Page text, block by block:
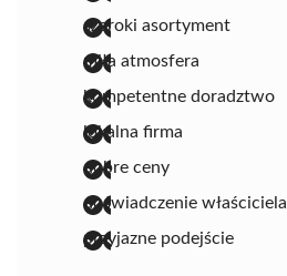
szeroki asortyment
miła atmosfera
kompetentne doradztwo
lokalna firma
dobre ceny
doświadczenie właściciela
przyjazne podejście